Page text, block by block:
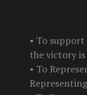
• To
the victory is
• To